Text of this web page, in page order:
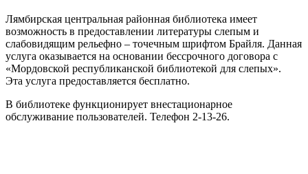
Лямбирская центральная районная библиотека имеет
возможность в предоставлении литературы слепым и
слабовидящим рельефно – точечным шрифтом Брайля. Данная
услуга оказывается на основании бессрочного договора с
«Мордовской республиканской библиотекой для слепых».
Эта услуга предоставляется бесплатно.
В библиотеке функционирует внестационарное
обслуживание пользователей. Телефон 2-13-26.